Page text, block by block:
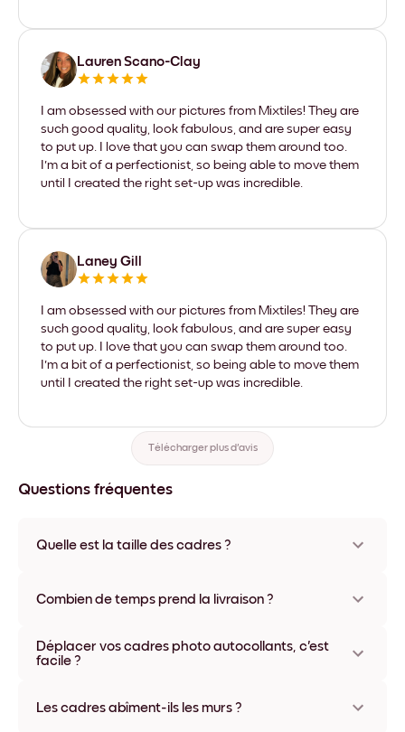
Lauren Scano-Clay
I am obsessed with our pictures from Mixtiles! They are
such good quality, look fabulous, and are super easy
to put up. I love that you can swap them around too.
I'm a bit of a perfectionist, so being able to move them
until I created the right set-up was incredible.
Laney Gill
I am obsessed with our pictures from Mixtiles! They are
such good quality, look fabulous, and are super easy
to put up. I love that you can swap them around too.
I'm a bit of a perfectionist, so being able to move them
until I created the right set-up was incredible.
Télécharger plus d'avis
Questions fréquentes
Quelle est la taille des cadres ?
matériaux et coloris disponibles, y compris sans cadre ou en
Combien de temps prend la livraison ?
généralement une semaine. Livraison express possible dans
certains pays. Un numéro de suivi accompagne chaque
Déplacer vos cadres photo autocollants, c'est
facile ?
l'infini, sans abîmer vos murs.
Les cadres abîment-ils les murs ?